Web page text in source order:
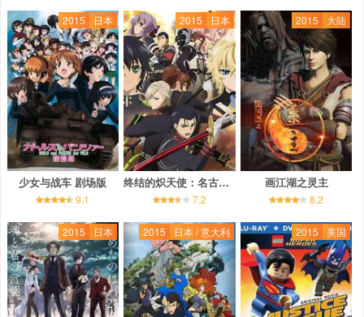
2015 日本
少女与战车 剧场版
9.1
2015 日本
终结的炽天使：名古屋决战篇
7.2
2015 大陆
画江湖之灵主
8.2
2015 日本 2015 日本 / 意大利 2015 美国